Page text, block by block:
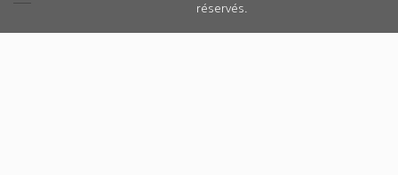
réservés.